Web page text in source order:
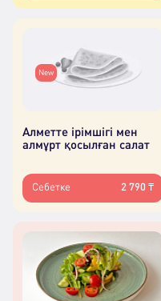
New
Алметте ірімшігі мен
алмұрт қосылған салат
Себетке 2 790 ₸